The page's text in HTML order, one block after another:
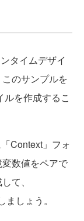
タイムデザイ
のサンプルを
を作成するこ
Context」フォ
数値をペアで
て、
しょう。